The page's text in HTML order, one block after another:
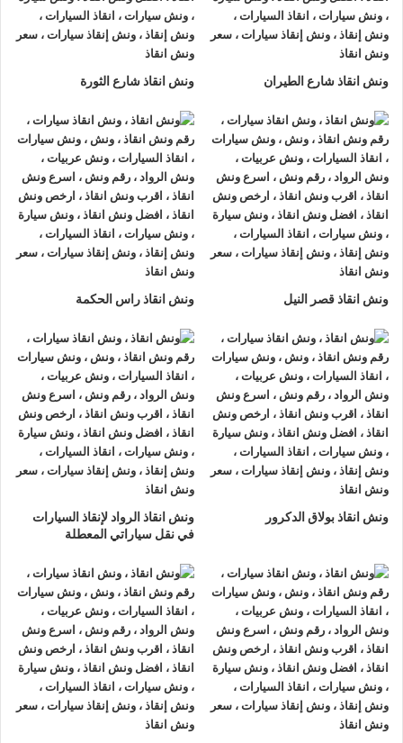
دار السلام او على الطريق وذلك لأننا نعمل على مدار الساعة طوال
أيام الأسبوع.
2- الأمان
السيارة امنة تماما حتي الوصول إلي أقرب مركز صيانة.
3- الخبرة
فريق عمل شركة الرواد لإنقاذ و رفع السيارات مدرب على كيفيةنقل
السياراتوتثبيتها عليونش الانقاذ
وذلك إلى جانب خبرتهم المتميزة
في اختيار أسرع الطرق.
تنتشر
اوناش الانقاذ في دار السلام
أو علي الطرق الرئيسية في جميع
انحاء الجمهورية وهو ما يسمح بسرعة وصولونش انقاذ السيارات
اليك خلال 15 دقيقة بحد اقصي.
ونش انقاذ الروادلدينا دائماونش انقاذ سيارات في دار السلام
لسحب و إنقاذ سيارتك وأخذك الي اقرب مركز صيانة أو وكيل معتمد
، أتصل بنا الان ولا تتردد
ونش انقاذ الرواد هو
دار السلام, نحن نعمل على مدار الساعة ، اتصل الان
–
01120018852
انقاذ سيارات
سريع و مجهز بأحدث المعدات وأحدث وسائل الأمان
والراحة.
ونش انقاذ سيارات دار السلام
ما يميزنا عن غيرنا انفرادنا بتقديم خدماتنا باحترافية عالية ونعمل منذ
عام 2002 على الطرق السريعة بكافة انحاء جمهورية مصر العربية
لبناء جسور من الثقة المتبادلة بين الشركة وعملائها و انقاذ و
ونش انقاذ شارع الطيران ونش انقاذ شارع الثورة
ونش انقاذ قصر النيل ونش انقاذ راس الحكمة
ونش انقاذ بولاق الدكرور
ونش انقاذ الرواد لإنقاذ السيارات
في نقل سياراتي المعطلة